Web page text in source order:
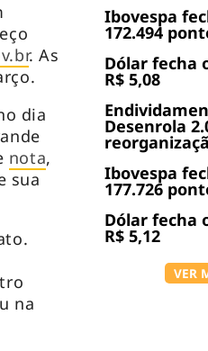
Ibovespa
172.494
Dólar fecha
R$ 5,08
Desenrola
Ibovespa
177.726
Dólar fecha
R$ 5,12
VER
. As
dia
nota,
sua
na